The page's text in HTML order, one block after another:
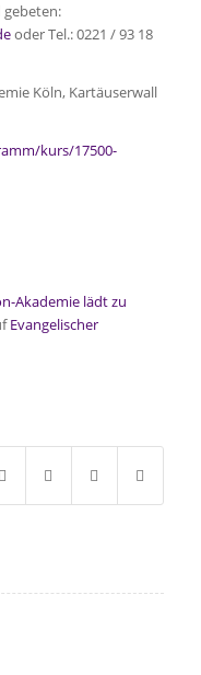
oder Tel.: 0221 / 93 18
Köln, Kartäuserwall
kurs/17500-
Akademie lädt zu
Evangelischer